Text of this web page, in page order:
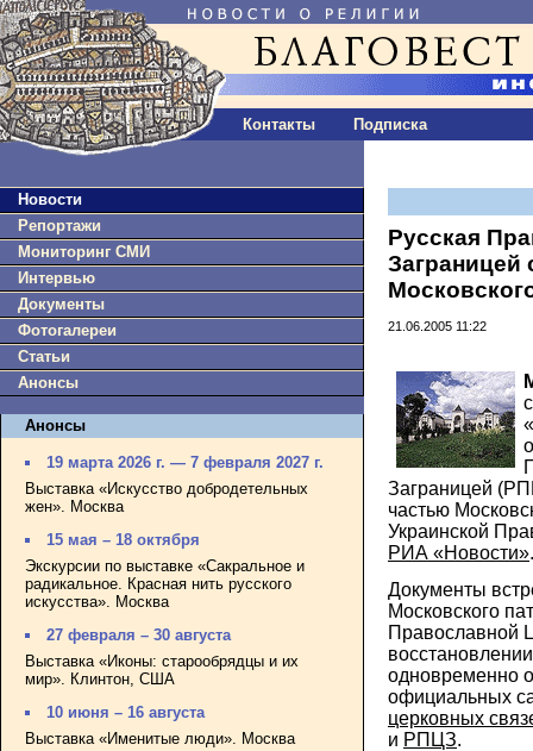
Контакты Подписка
Новости
Репортажи
Мониторинг СМИ
Интервью
Документы
Фотогалереи
Статьи
Анонсы
Анонсы
19 марта 2026 г. — 7 февраля 2027 г.
Выставка «Искусство добродетельных
жен». Москва
15 мая – 18 октября
Экскурсии по выставке «Сакральное и
радикальное. Красная нить русского
искусства». Москва
27 февраля – 30 августа
Выставка «Иконы: старообрядцы и их
мир». Клинтон, США
10 июня – 16 августа
Выставка «Именитые люди». Москва
Русская
Заграницей
21.06.2005 11:22
Заграницей
частью
Украинской
РИА «Новости».
Документы
Московского
Православной
одновременно
официальных
церковных
и РПЦЗ.